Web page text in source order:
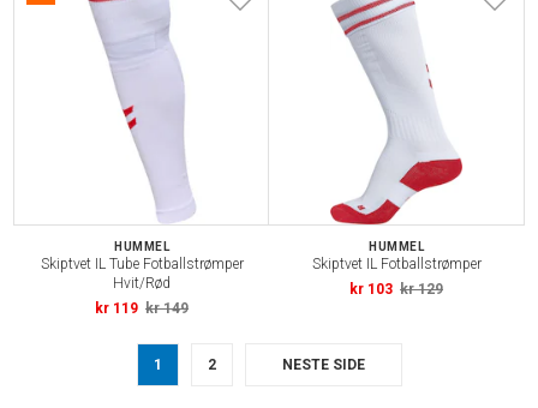
HUMMEL
Skiptvet IL Tube Fotballstrømper
Hvit/Rød
kr 119 kr 149
HUMMEL
Skiptvet IL Fotballstrømper
kr 103 kr 129
1 2 NESTE SIDE